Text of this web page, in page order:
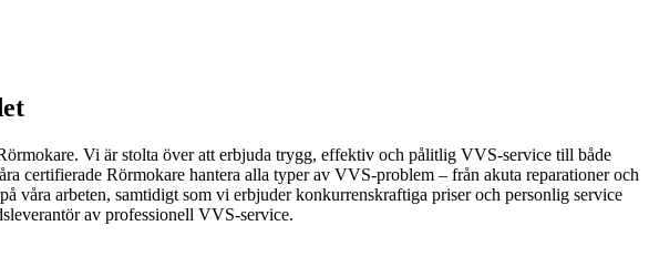
Vi är stolta över att erbjuda trygg, effektiv och pålitlig VVS-service till både
certifierade Rörmokare hantera alla typer av VVS-problem – från akuta reparationer och
arbeten, samtidigt som vi erbjuder konkurrenskraftiga priser och personlig service
av professionell VVS-service.